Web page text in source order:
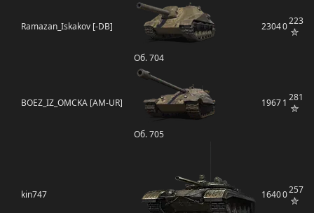
Ramazan_Iskakov [-DB]
Об. 704
23040223
BOEZ_IZ_OMCKA [AM-UR]
Об. 705
19671 281
kin747 16400257